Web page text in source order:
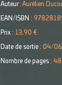
Auteur : Aurélien
EAN/ISBN :
Prix : 13,90 €
Date de sortie : 04/
Nombre de pages : 48